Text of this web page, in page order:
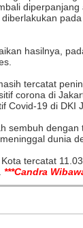
hasilnya,
tercatat
corona di
Covid-19 di DKI
sembuh dengan
dunia
tercatat
***Candra